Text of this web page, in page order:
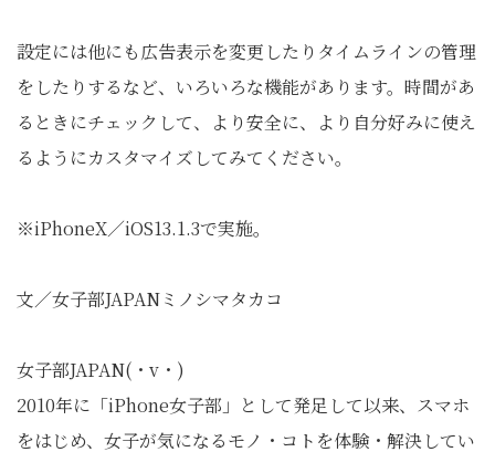
設定には他にも広告表示を変更したりタイムラインの管理
をしたりするなど、いろいろな機能があります。時間があ
るときにチェックして、より安全に、より自分好みに使え
るようにカスタマイズしてみてください。
※iPhoneX／iOS13.1.3で実施。
文／女子部JAPANミノシマタカコ
女子部JAPAN(・v・)
2010年に「iPhone女子部」として発足して以来、スマホ
をはじめ、女子が気になるモノ・コトを体験・解決してい